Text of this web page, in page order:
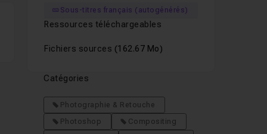
Sous-titres français (autogénérés)
Ressources téléchargeables
Fichiers sources (162.67 Mo)
Catégories
Photographie & Retouche
Photoshop
Compositing